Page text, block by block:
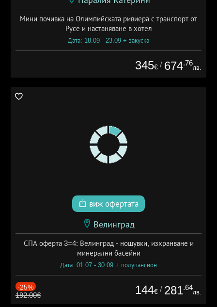
Мини почивка на Олимпийската ривиера с транспорт от
Русе и настаняване в хотел
Дата: 18.09 - 23.09 + закуска
345€ / 674.76
лв.
виж офертата
Велинград
СПА оферта 3=4: Велинград - нощувки, изхранване и
минерални басейни
Дата: 01.07 - 30.09 + полупансион
-25%
192.00€ 144€ / 281.64
лв.